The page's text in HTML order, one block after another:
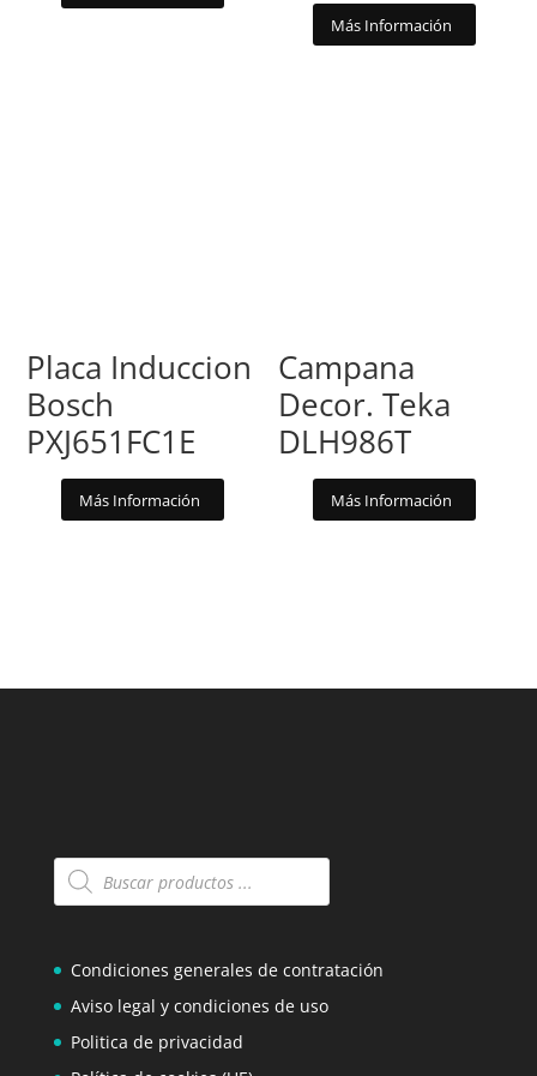
Más Información
Placa Induccion
Bosch
PXJ651FC1E
Más Información
Campana
Decor. Teka
DLH986T
Más Información
Búsqueda
de
Condiciones generales de contratación
Aviso legal y condiciones de uso
Politica de privacidad